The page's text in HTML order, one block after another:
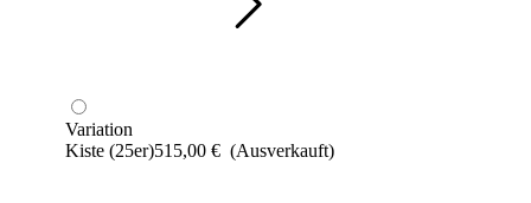
Variation
Kiste (25er)515,00 € (Ausverkauft)